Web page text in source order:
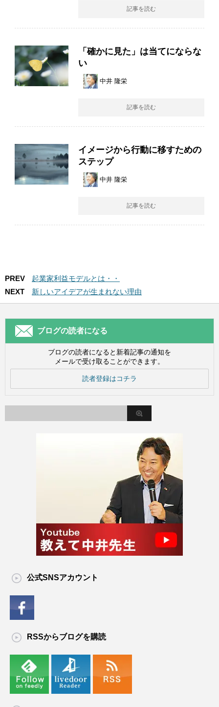
記事を読む
「確かに見た」は当てにならな
い
中井 隆栄
記事を読む
イメージから行動に移すための
ステップ
中井 隆栄
記事を読む
PREV
起業家利益モデルとは・・
NEXT
新しいアイデアが生まれない理由
ブログの読者になる
ブログの読者になると新着記事の通知を
メールで受け取ることができます。
読者登録はコチラ
公式SNSアカウント
RSSからブログを購読